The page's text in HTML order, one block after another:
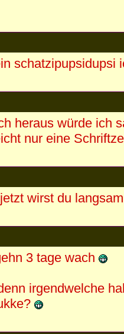
schatzipupsidupsi
heraus würde ich
nur eine
wirst du
3 tage wach
irgendwelche